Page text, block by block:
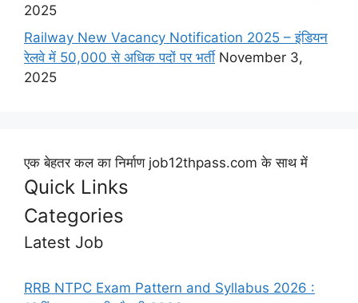
2025
Railway New Vacancy Notification 2025 – इंडियन
रेलवे में 50,000 से अधिक पदों पर भर्ती November 3,
2025
एक बेहतर कल का निर्माण job12thpass.com के साथ में
Quick Links
Categories
Latest Job
RRB NTPC Exam Pattern and Syllabus 2026 :